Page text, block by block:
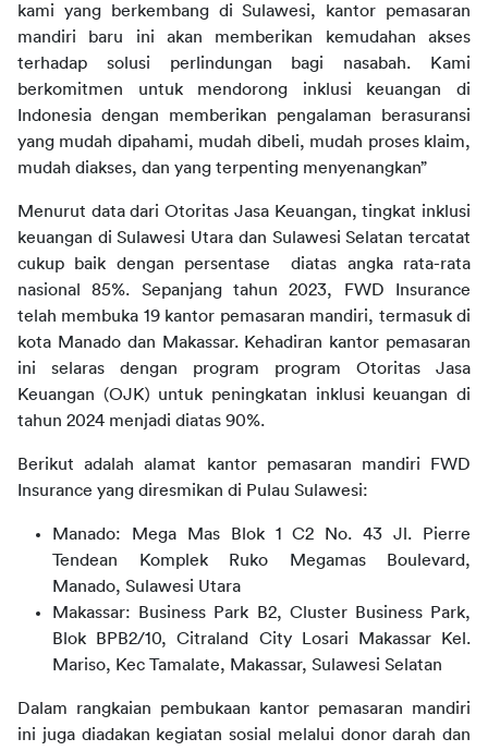
kami yang berkembang di Sulawesi, kantor pemasaran
mandiri baru ini akan memberikan kemudahan akses
terhadap solusi perlindungan bagi nasabah. Kami
berkomitmen untuk mendorong inklusi keuangan di
Indonesia dengan memberikan pengalaman berasuransi
yang mudah dipahami, mudah dibeli, mudah proses klaim,
mudah diakses, dan yang terpenting menyenangkan”
Menurut data dari Otoritas Jasa Keuangan, tingkat inklusi
keuangan di Sulawesi Utara dan Sulawesi Selatan tercatat
cukup baik dengan persentase  diatas angka rata-rata
nasional 85%. Sepanjang tahun 2023, FWD Insurance
telah membuka 19 kantor pemasaran mandiri, termasuk di
kota Manado dan Makassar. Kehadiran kantor pemasaran
ini selaras dengan program program Otoritas Jasa
Keuangan (OJK) untuk peningkatan inklusi keuangan di
tahun 2024 menjadi diatas 90%.
Berikut adalah alamat kantor pemasaran mandiri FWD
Insurance yang diresmikan di Pulau Sulawesi:
Manado:
Mega Mas Blok 1 C2 No. 43 Jl. Pierre
Tendean Komplek Ruko Megamas Boulevard,
Manado, Sulawesi Utara
Makassar:
Business Park B2, Cluster Business Park,
Blok BPB2/10, Citraland City Losari Makassar Kel.
Mariso, Kec Tamalate, Makassar, Sulawesi Selatan
Dalam rangkaian pembukaan kantor pemasaran mandiri
ini juga diadakan kegiatan sosial melalui donor darah dan